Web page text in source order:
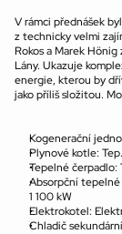
V rámci přednášek
z technicky velmi
Rokos a Marek
Lány. Ukazuje
energie, kterou by
jako příliš složitou.
Kogenerační
Plynové kotle:
Tepelné čerpadlo:
Absorpční tepelné
1 100 kW
Elektrokotel:
Chladič